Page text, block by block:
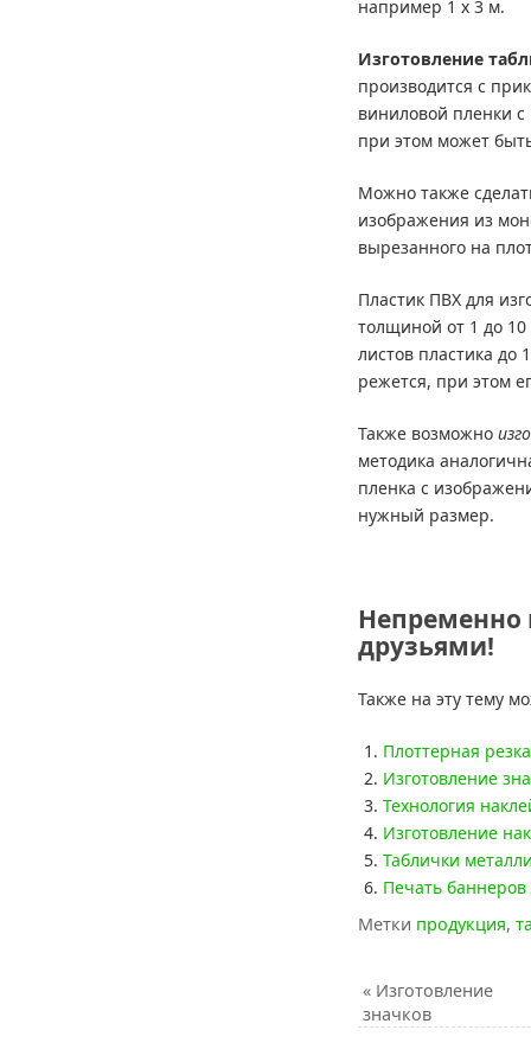
например 1 х 3 м.
Изготовление
производится с
виниловой пленки
при этом может
Можно также
изображения из
вырезанного на
Пластик ПВХ для
толщиной от 1 до
листов пластика до
режется, при этом
Также возможно
методика
пленка с
нужный размер.
Непременно
друзьями!
Также на эту тему
Плоттерная резка
Изготовление
Технология
Изготовление
Таблички
Печать баннеров
Метки продукция,
«Изготовление
значков